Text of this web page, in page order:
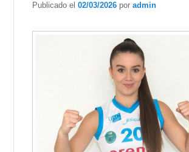
Publicado el02/03/2026 poradmin